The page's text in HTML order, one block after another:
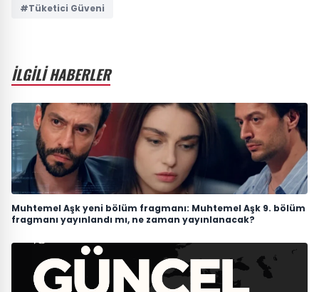
#Tüketici Güveni
İLGİLİ HABERLER
Muhtemel Aşk yeni bölüm fragmanı: Muhtemel Aşk 9. bölüm
fragmanı yayınlandı mı, ne zaman yayınlanacak?